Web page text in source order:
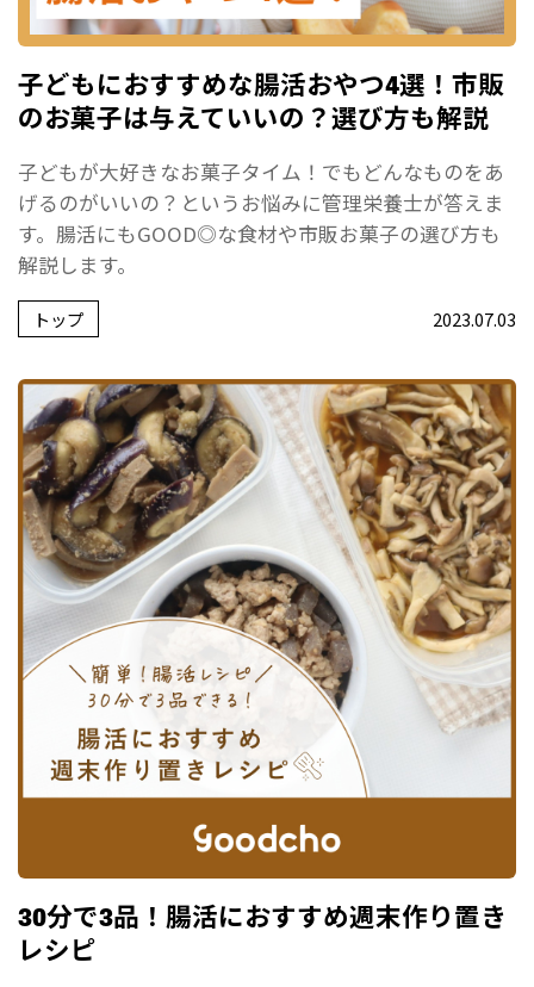
子どもにおすすめな腸活おやつ4選！市販
のお菓子は与えていいの？選び方も解説
子どもが大好きなお菓子タイム！でもどんなものをあ
げるのがいいの？というお悩みに管理栄養士が答えま
す。腸活にもGOOD◎な食材や市販お菓子の選び方も
解説します。
トップ 2023.07.03
30分で3品！腸活におすすめ週末作り置き
レシピ